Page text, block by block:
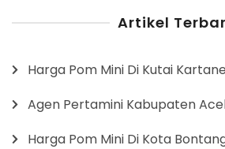
Artikel
Harga Pom Mini Di Kutai
Agen Pertamini Kabupaten
Harga Pom Mini Di Kota